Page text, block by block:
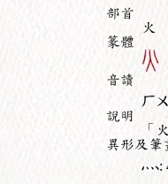
部首
火
篆體
音讀
ㄏ
說明
「
異形及筆
: